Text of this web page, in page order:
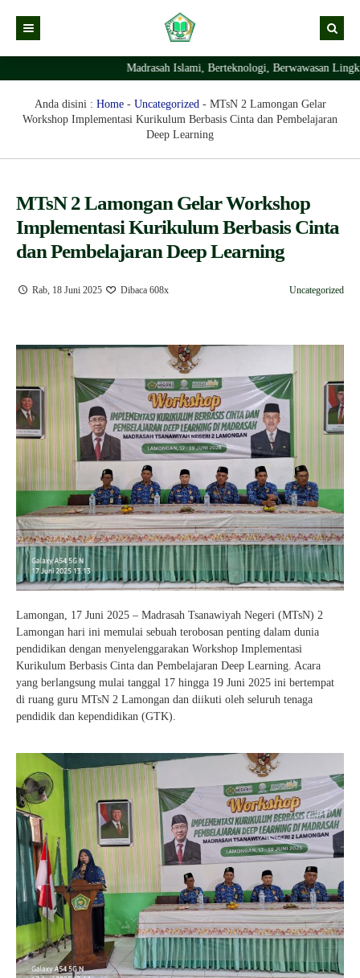
Kabar Madrasah
Profil Madrasah
Sejarah Berdirinya Madrasah
Prestasi Madrasah
Layanan Digital
RDM
Madrasah Islami, Berteknologi, Berwawasan
Anda disini : Home- Uncategorized- MTsN 2 Lamongan Gelar
Workshop Implementasi Kurikulum Berbasis Cinta dan Pembelajaran
Deep Learning
MTsN 2 Lamongan Gelar Workshop
Implementasi Kurikulum Berbasis Cinta
dan Pembelajaran Deep Learning
Rab, 18 Juni 2025 Dibaca 608x Uncategorized
Lamongan, 17 Juni 2025 – Madrasah Tsanawiyah Negeri (MTsN) 2
Lamongan hari ini memulai sebuah terobosan penting dalam dunia
pendidikan dengan menyelenggarakan Workshop Implementasi
Kurikulum Berbasis Cinta dan Pembelajaran Deep Learning. Acara
yang berlangsung mulai tanggal 17 hingga 19 Juni 2025 ini bertempat
di ruang guru MTsN 2 Lamongan dan diikuti oleh seluruh tenaga
pendidik dan kependidikan (GTK).